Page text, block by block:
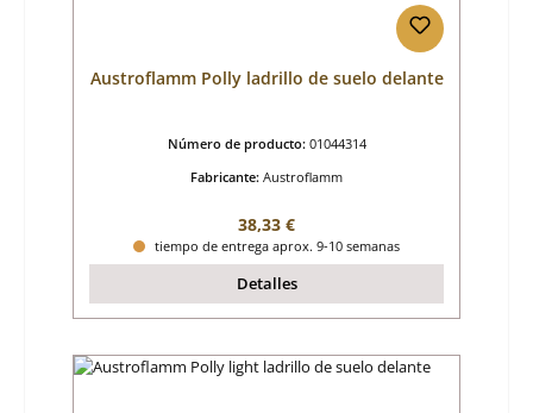
Austroflamm Polly ladrillo de suelo delante
Número de producto: 01044314
Fabricante: Austroflamm
Precio normal:
38,33 €
tiempo de entrega aprox. 9-10 semanas
Detalles